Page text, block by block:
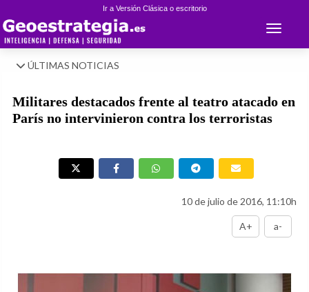
Ir a Versión Clásica o escritorio
Toggle
ÚLTIMAS NOTICIAS
Militares destacados frente al teatro atacado en
París no intervinieron contra los terroristas
10 de julio de 2016, 11:10h
A+ a-